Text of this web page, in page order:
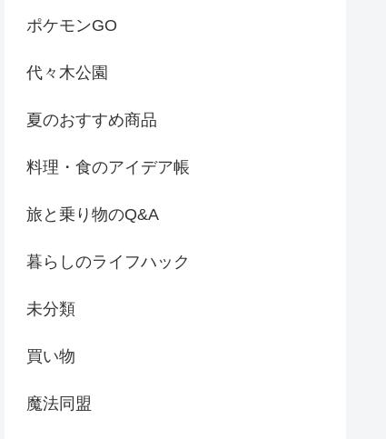
ポケモンGO
代々木公園
夏のおすすめ商品
料理・食のアイデア帳
旅と乗り物のQ&A
暮らしのライフハック
未分類
買い物
魔法同盟